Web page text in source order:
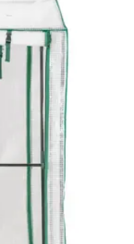
MensuelsChoix et